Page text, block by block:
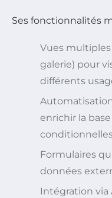
Ses fonctionnalités
Vues multiples
galerie) pour
différents
enrichir la
Formulaires
données
Intégration via